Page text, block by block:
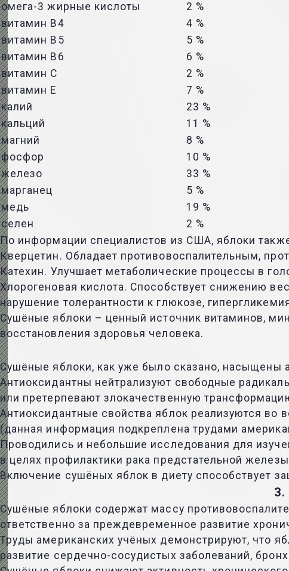
омега-3 жирные кислоты
2 %
витамин B4
4 %
витамин B5
5 %
витамин B6
6 %
витамин C
2 %
витамин E
7 %
калий
23 %
кальций
11 %
магний
8 %
фосфор
10 %
железо
33 %
марганец
5 %
медь
19 %
селен
2 %
По информации специалистов из США, яблоки
Кверцетин. Обладает противовоспалительным,
Катехин. Улучшает метаболические процессы в
Хлорогеновая кислота. Способствует снижению
нарушение толерантности к глюкозе,
Сушёные яблоки – ценный источник витаминов,
восстановления здоровья человека.
Сушёные яблоки, как уже было сказано, насыщены
Антиоксидантны нейтрализуют свободные
или претерпевают злокачественную
Антиоксидантные свойства яблок реализуются во
(данная информация подкреплена трудами
Проводились и небольшие исследования для
в целях профилактики рака предстательной
Включение сушёных яблок в диету способствует
3.
Сушёные яблоки содержат массу
ответственно за преждевременное развитие
Труды американских учёных демонстрируют, что
развитие сердечно-сосудистых заболеваний,